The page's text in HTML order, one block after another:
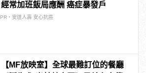
經常加班飯局應酬 癌症暴發戶
PR・安達人壽 安心抗癌
【MF放映室】全球最難訂位的餐廳